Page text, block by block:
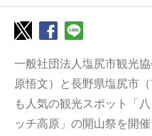
一般社団法人塩尻市観光
原悟文）と長野県塩尻市
も人気の観光スポット「
ッチ高原」の開山祭を開